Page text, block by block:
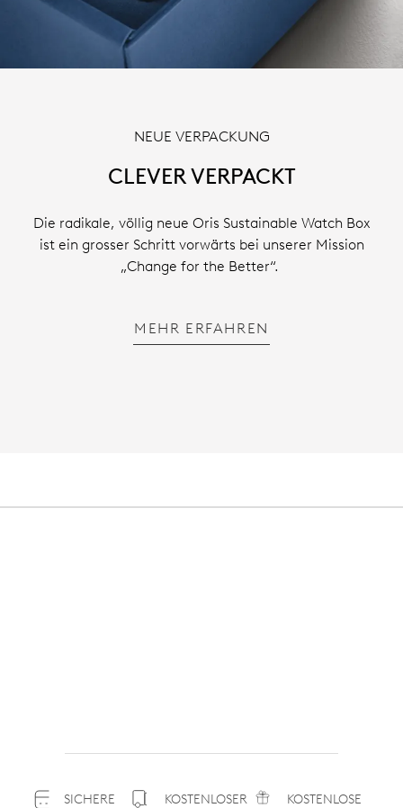
NEUE VERPACKUNG
CLEVER VERPACKT
Die radikale, völlig neue Oris Sustainable Watch Box
ist ein grosser Schritt vorwärts bei unserer Mission
„Change for the Better“.
MEHR ERFAHREN
SICHERE
KOSTENLOSER
KOSTENLOSE